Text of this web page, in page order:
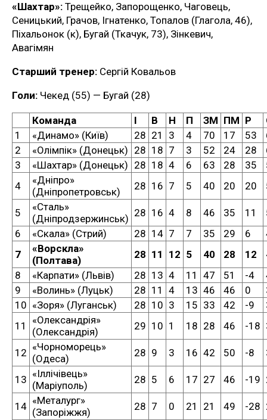
«Шахтар»: Трещейко, Запорощенко, Чаговець,
Сеницький, Грачов, Ігнатенко, Топалов (Глагола, 46),
Піхальонок (к), Бугай (Ткачук, 73), Зінкевич,
Авагімян
Старший тренер: Сергій Ковальов
Голи: Чекед (55) — Бугай (28)
Команда І В Н П ЗМ ПМ Р
1
«Динамо» (Київ) 28 21 3 4 70 17 53
2
«Олімпік» (Донецьк) 28 18 7 3 52 24 28
3
«Шахтар» (Донецьк) 28 18 4 6 63 28 35
4
«Дніпро»
(Дніпропетровськ)
28 16 7 5 40 20 20
5
«Сталь»
(Дніпродзержинськ) 28 16 4 8 46 35 11
6
«Скала» (Стрий) 28 14 7 7 35 29 6
7
«Ворскла»
(Полтава)
28 11 12 5 40 28 12
8
«Карпати» (Львів) 28 13 4 11 47 51 -4
9
«Волинь» (Луцьк) 28 11 4 13 46 46 0
10 «Зоря» (Луганськ) 28 10 3 15 33 42 -9
11
«Олександрія»
(Олександрія)
29 10 1 18 28 46 -18
12 «Чорноморець»
(Одеса)
28 9 3 16 42 50 -8
13 «Іллічівець»
(Маріуполь)
28 5 6 17 27 46 -19
14 «Металург»
(Запоріжжя)
28 7 0 21 21 49 -28